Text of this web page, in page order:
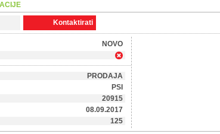
Kontaktirati
NOVO
PRODAJA
PSI
20915
08.09.2017
125